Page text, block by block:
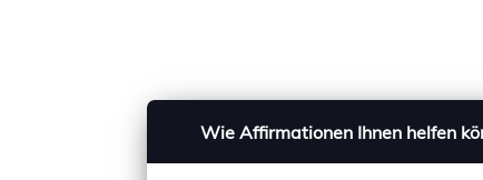
Wie Affirmationen Ihnen helfen